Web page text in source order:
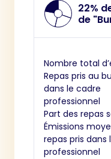
22%
de
Nombre total
Repas pris au
dans le cadre
professionnel
Part des repas
Émissions
repas pris dans
professionnel